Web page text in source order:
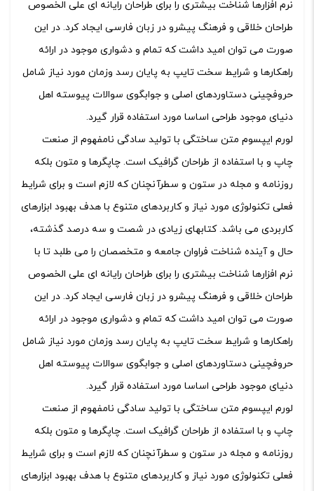
نرم افزارها شناخت بیشتری را برای طراحان رایانه ای علی الخصوص
طراحان خلاقی و فرهنگ پیشرو در زبان فارسی ایجاد کرد. در این
صورت می توان امید داشت که تمام و دشواری موجود در ارائه
راهکارها و شرایط سخت تایپ به پایان رسد وزمان مورد نیاز شامل
حروفچینی دستاوردهای اصلی و جوابگوی سوالات پیوسته اهل
دنیای موجود طراحی اساسا مورد استفاده قرار گیرد.
لورم ایپسوم متن ساختگی با تولید سادگی نامفهوم از صنعت
چاپ و با استفاده از طراحان گرافیک است. چاپگرها و متون بلکه
روزنامه و مجله در ستون و سطرآنچنان که لازم است و برای شرایط
فعلی تکنولوژی مورد نیاز و کاربردهای متنوع با هدف بهبود ابزارهای
کاربردی می باشد. کتابهای زیادی در شصت و سه درصد گذشته،
حال و آینده شناخت فراوان جامعه و متخصصان را می طلبد تا با
نرم افزارها شناخت بیشتری را برای طراحان رایانه ای علی الخصوص
طراحان خلاقی و فرهنگ پیشرو در زبان فارسی ایجاد کرد. در این
صورت می توان امید داشت که تمام و دشواری موجود در ارائه
راهکارها و شرایط سخت تایپ به پایان رسد وزمان مورد نیاز شامل
حروفچینی دستاوردهای اصلی و جوابگوی سوالات پیوسته اهل
دنیای موجود طراحی اساسا مورد استفاده قرار گیرد.
لورم ایپسوم متن ساختگی با تولید سادگی نامفهوم از صنعت
چاپ و با استفاده از طراحان گرافیک است. چاپگرها و متون بلکه
روزنامه و مجله در ستون و سطرآنچنان که لازم است و برای شرایط
فعلی تکنولوژی مورد نیاز و کاربردهای متنوع با هدف بهبود ابزارهای